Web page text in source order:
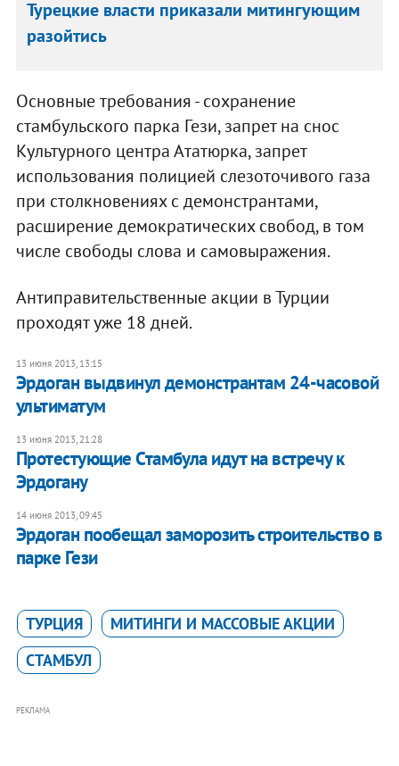
Турецкие власти приказали митингующим
разойтись
Основные требования - сохранение
стамбульского парка Гези, запрет на снос
Культурного центра Ататюрка, запрет
использования полицией слезоточивого газа
при столкновениях с демонстрантами,
расширение демократических свобод, в том
числе свободы слова и самовыражения.
Антиправительственные акции в Турции
проходят уже 18 дней.
13 июня 2013, 13:15
Эрдоган выдвинул демонстрантам 24-часовой
ультиматум
13 июня 2013, 21:28
Протестующие Стамбула идут на встречу к
Эрдогану
14 июня 2013, 09:45
Эрдоган пообещал заморозить строительство в
парке Гези
ТУРЦИЯ
МИТИНГИ И МАССОВЫЕ АКЦИИ
СТАМБУЛ
РЕКЛАМА